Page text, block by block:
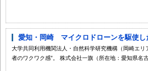
愛知・岡崎 マイクロドローンを駆使し
大学共同利用機関法人・自然科学研究機構（岡崎エ
者のワクワク感”。 株式会社一旗（所在地：愛知県名